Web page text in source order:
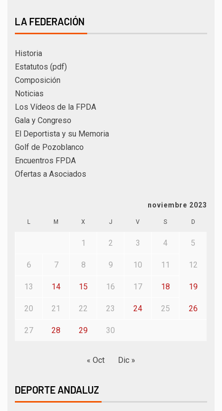
LA FEDERACIÓN
Historia
Estatutos (pdf)
Composición
Noticias
Los Vídeos de la FPDA
Gala y Congreso
El Deportista y su Memoria
Golf de Pozoblanco
Encuentros FPDA
Ofertas a Asociados
noviembre 2023
L M X J V S D
1 2 3 4 5
6 7 8 9 10 11 12
13 14 15 16 17 18 19
20 21 22 23 24 25 26
27 28 29 30
« Oct Dic »
DEPORTE ANDALUZ